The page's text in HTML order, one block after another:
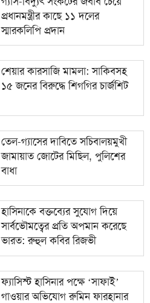
প্রধানমন্ত্রীর কাছে ১১ দলের
স্মারকলিপি প্রদান
শেয়ার কারসাজি মামলা: সাকিবসহ
১৫ জনের বিরুদ্ধে শিগগির চার্জশিট
তেল-গ্যাসের দাবিতে সচিবালয়মুখী
জামায়াত জোটের মিছিল, পুলিশের
বাধা
হাসিনাকে বক্তব্যের সুযোগ দিয়ে
সার্বভৌমত্বের প্রতি অপমান করেছে
ভারত: রুহুল কবির রিজভী
ফ্যাসিস্ট হাসিনার পক্ষে ‘সাফাই’
গাওয়ার অভিযোগ রুমিন ফারহানার